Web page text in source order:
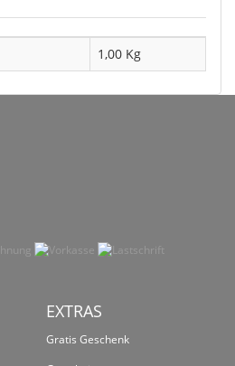
1,00 Kg
EXTRAS
Gratis Geschenk